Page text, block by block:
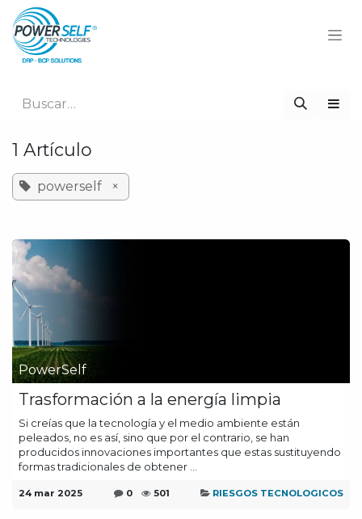
Ir al contenido
1 Artículo
powerself ×
PowerSelf
Trasformación a la energía limpia
Si creías que la tecnología y el medio ambiente están
peleados, no es así, sino que por el contrario, se han
producidos innovaciones importantes que estas sustituyendo
formas tradicionales de obtener ...
24 mar 2025 0 501 RIESGOS TECNOLOGICOS